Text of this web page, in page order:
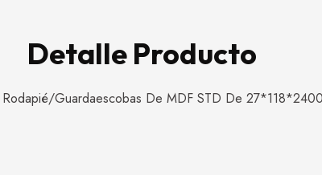
Detalle Producto
Rodapié/Guardaescobas De MDF STD De